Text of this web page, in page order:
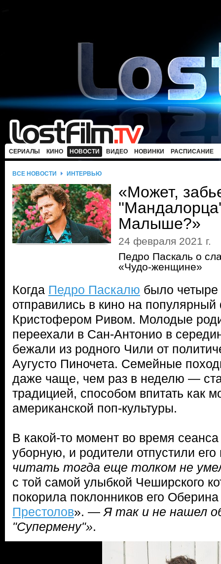
СЕРИАЛЫ КИНО НОВОСТИ ВИДЕО НОВИНКИ РАСПИСАНИЕ
ВСЕ НОВОСТИ ИНТЕРВЬЮ
«Может,
Малыше?»
24 февраля 2021 г.
Педро Паскаль о
«Чудо-женщине»
Когда Педро Паскалю было четыре
отправились в кино на
Кристофером Ривом. Молодые
переехали в Сан-Антонио в
бежали из родного Чили от
Аугусто Пиночета. Семейные
даже чаще, чем раз в неделю —
традицией, способом впитать как
американской поп-культуры.
В какой-то момент во время
уборную, и родители отпустили
читать тогда еще толком не
с той самой улыбкой Чеширского
покорила поклонников его
Престолов». — Я так и не нашел
"Супермену"».